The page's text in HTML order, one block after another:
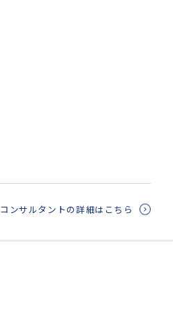
コンサルタントの詳細はこちら